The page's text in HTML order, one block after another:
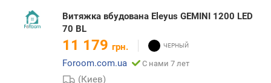
Витяжка вбудована Eleyus GEMINI 1200 LED
70 BL
11 179 грн.
Foroom.com.ua
С нами 7 лет
(Киев)